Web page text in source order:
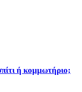
ή κομμωτήριο;